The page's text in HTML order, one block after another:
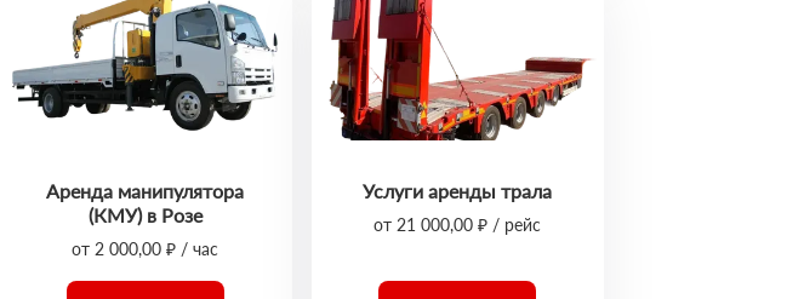
Аренда манипулятора
(КМУ) в Розе
от 2 000,00 ₽ / час
Услуги аренды трала
от 21 000,00 ₽ / рейс